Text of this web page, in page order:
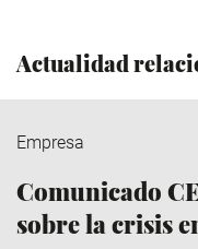
Actualidad
Empresa
Comunicado
sobre la crisis